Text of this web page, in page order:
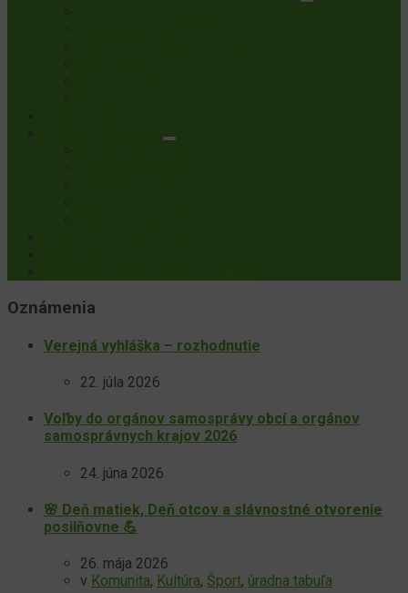
Oznámenia
Verejná vyhláška – rozhodnutie
22. júla 2026
Voľby do orgánov samosprávy obcí a orgánov
samosprávnych krajov 2026
24. júna 2026
🌸 Deň matiek, Deň otcov a slávnostné otvorenie
posilňovne 💪
26. mája 2026
v Komunita, Kultúra, Šport, úradna tabuľa